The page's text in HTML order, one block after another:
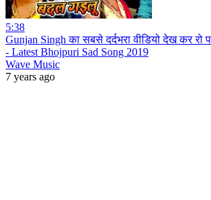
5:38
Gunjan Singh का सबसे दर्दभरा वीडियो देख कर रो
- Latest Bhojpuri Sad Song 2019
Wave Music
7 years ago